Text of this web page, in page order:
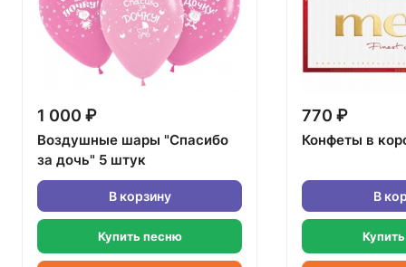
1 000 ₽
Воздушные шары "Спасибо
за дочь" 5 штук
В корзину
Купить песню
770 ₽
Конфеты в
В